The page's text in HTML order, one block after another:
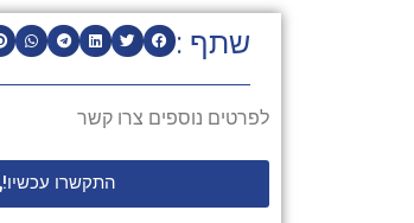
שתף :
לפרטים נוספים צרו קשר
התקשרו עכשיו!